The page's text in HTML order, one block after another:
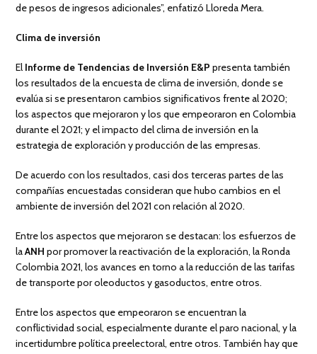
de pesos de ingresos adicionales”, enfatizó Lloreda Mera.
Clima de inversión
El Informe de Tendencias de Inversión E&P presenta también
los resultados de la encuesta de clima de inversión, donde se
evalúa si se presentaron cambios significativos frente al 2020;
los aspectos que mejoraron y los que empeoraron en Colombia
durante el 2021; y el impacto del clima de inversión en la
estrategia de exploración y producción de las empresas.
De acuerdo con los resultados, casi dos terceras partes de las
compañías encuestadas consideran que hubo cambios en el
ambiente de inversión del 2021 con relación al 2020.
Entre los aspectos que mejoraron se destacan: los esfuerzos de
laANHpor promover la reactivación de la exploración, la Ronda
Colombia 2021, los avances en torno a la reducción de las tarifas
de transporte por oleoductos y gasoductos, entre otros.
Entre los aspectos que empeoraron se encuentran la
conflictividad social, especialmente durante el paro nacional, y la
incertidumbre política preelectoral, entre otros. También hay que